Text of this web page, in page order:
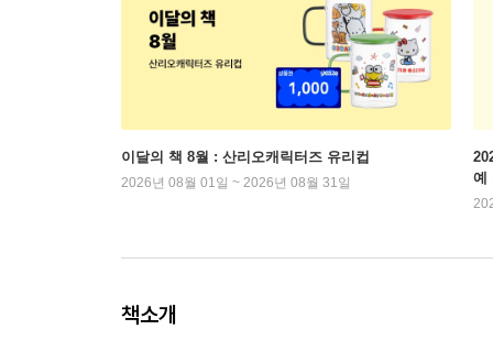
이달의 책 8월 : 산리오캐릭터즈 유리컵
2026년 08월 01일 ~ 2026년 08월 31일
예
책소개